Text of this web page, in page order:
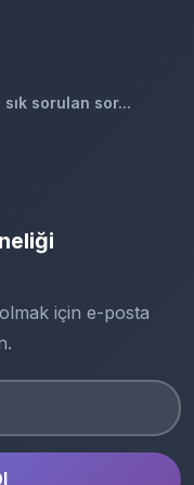
sorulan sor...
için e-posta